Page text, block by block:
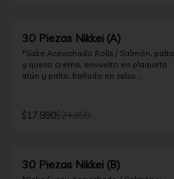
*Incluye 2 palitos, 2 soya 30ml, 1 salsa
teriyaki 30ml
30 Piezas Nikkei (A)
*Sake Acevichado Rolls / Salmón, palta
y queso crema, envuelto en plaqueta
atún y palta, bañado en salsa
*Shrimp Fire Rolls / Palta y camarón
furay, envuelto en queso crema
*Almond Furay / Pollo teriyaki, queso
crema y almendras tostadas, frito en
$17.990$24.990
30 Piezas Nikkei (B)